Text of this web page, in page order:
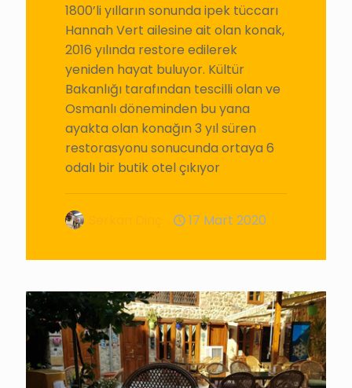
1800’li yılların sonunda ipek tüccarı
Hannah Vert ailesine ait olan konak,
2016 yılında restore edilerek
yeniden hayat buluyor. Kültür
Bakanlığı tarafından tescilli olan ve
Osmanlı döneminden bu yana
ayakta olan konağın 3 yıl süren
restorasyonu sonucunda ortaya 6
odalı bir butik otel çıkıyor
17 Mart 2020